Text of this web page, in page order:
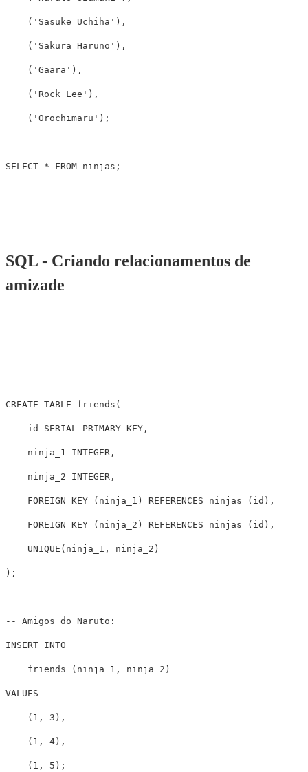
( 'Sasuke Uchiha' ),
( 'Sakura Haruno' ),
( 'Gaara' ),
( 'Rock Lee' ),
( 'Orochimaru' );
SELECT * FROM ninjas ;
SQL - Criando relacionamentos de
amizade
CREATE TABLE friends (
id SERIAL PRIMARY KEY ,
ninja_1 INTEGER ,
ninja_2 INTEGER ,
FOREIGN KEY ( ninja_1 ) REFERENCES ninjas ( id ),
FOREIGN KEY ( ninja_2 ) REFERENCES ninjas ( id ),
UNIQUE ( ninja_1 , ninja_2 )
);
-- Amigos do Naruto:
INSERT INTO
friends ( ninja_1 , ninja_2 )
VALUES
( 1 , 3 ),
( 1 , 4 ),
( 1 , 5 );